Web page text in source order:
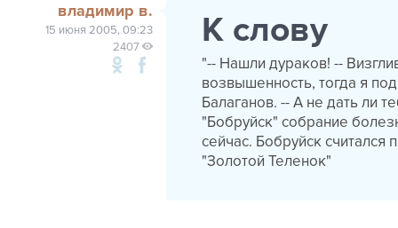
владимир в.
15 июня 2005, 09:23
2407
К слову
"-- Нашли дураков! --
возвышенность, тогда я
Балаганов. -- А не дать ли
"Бобруйск" собрание
сейчас. Бобруйск
"Золотой Теленок"